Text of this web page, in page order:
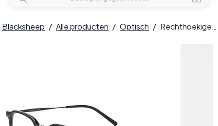
Blacksheep / Alle producten / Optisch / Rechthoekige zwarte titanium bril #BS2419-0114